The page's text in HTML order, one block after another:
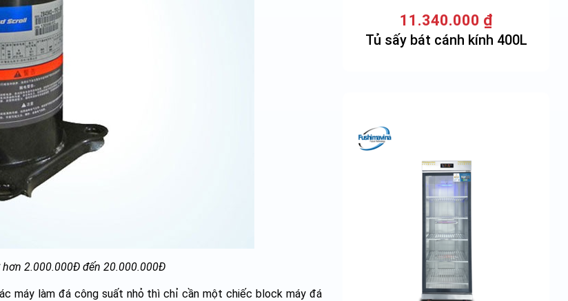
2.000.000Đ đến 20.000.000Đ
máy làm đá công suất nhỏ thì chỉ cần một chiếc block máy đá
Tủ sấy bát cánh kính 400L
11.340.000 ₫